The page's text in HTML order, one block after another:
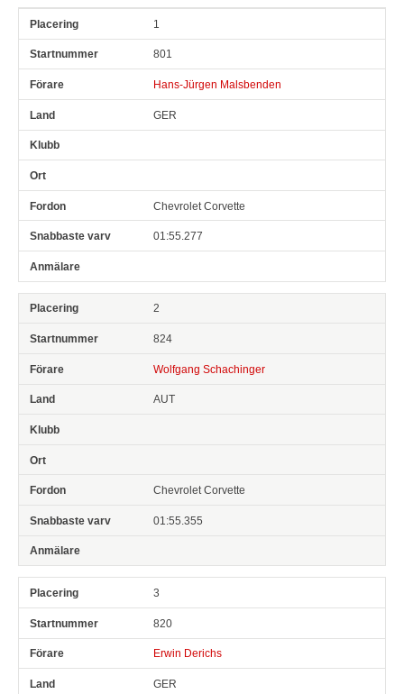
Pl Snr 1
801
Hans-Jürgen Malsbenden
GER
Chevrolet Corvette
01:55.277
2
824
Wolfgang Schachinger
AUT
Chevrolet Corvette
01:55.355
3
820
Erwin Derichs
GER